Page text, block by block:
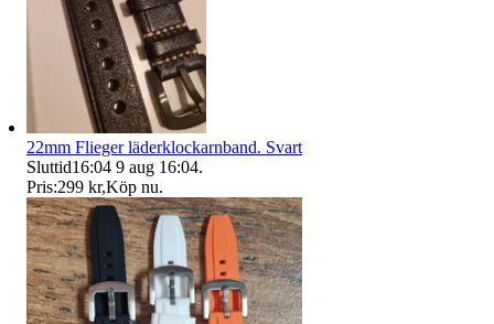
22mm Flieger läderklockarnband. Svart
Sluttid16:04 9 aug 16:04.
Pris:299 kr,Köp nu.